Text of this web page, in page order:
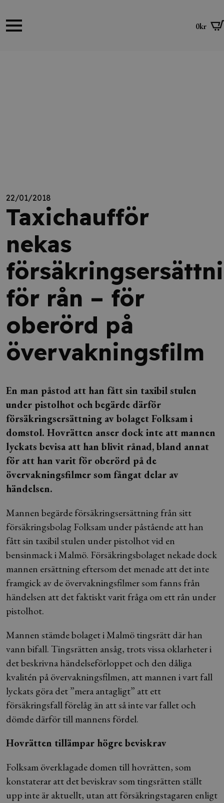
0kr
22/01/2018
Taxichaufför
nekas
för rån – för
oberörd på
övervakningsfilm
En man påstod att han fått sin taxibil stulen
under pistolhot och begärde därför
försäkringsersättning av bolaget Folksam i
domstol. Hovrätten anser dock inte att mannen
lyckats bevisa att han blivit rånad, bland annat
för att han varit för oberörd på de
övervakningsfilmer som fångat delar av
händelsen.
Mannen begärde försäkringsersättning från sitt
försäkringsbolag Folksam under påstående att han
fått sin taxibil stulen under pistolhot vid en
bensinmack i Malmö. Försäkringsbolaget nekade dock
mannen ersättning eftersom det menade att det inte
framgick av de övervakningsfilmer som fanns från
händelsen att det faktiskt varit fråga om ett rån under
pistolhot.
Mannen stämde bolaget i Malmö tingsrätt där han
vann bifall. Tingsrätten ansåg, trots vissa oklarheter i
det beskrivna händelseförloppet och den dåliga
kvalitén på övervakningsfilmen, att mannen i vart fall
lyckats göra det ”mera antagligt” att ett
försäkringsfall förelåg än att så inte var fallet och
dömde därför till mannens fördel.
Hovrätten tillämpar högre beviskrav
Folksam överklagade domen till hovrätten, som
konstaterar att det beviskrav som tingsrätten ställt
upp inte är aktuellt, utan att försäkringstagaren enligt